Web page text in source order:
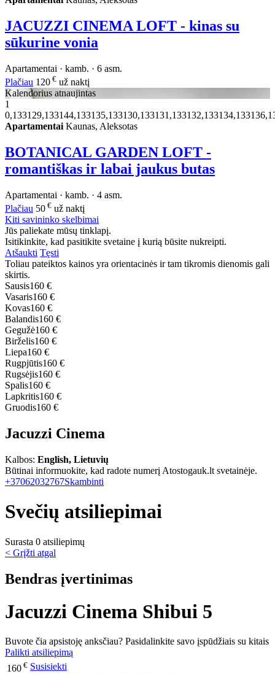
JACUZZI CINEMA LOFT - kinas su
sūkurine vonia
Apartamentai · kamb. · 6 asm.
Plačiau 120 € už naktį
Kalendorius atnaujintas
1
Apartamentai Kaunas, Aleksotas
BOTANICAL GARDEN LOFT -
romantiškas ir labai jaukus butas
Apartamentai · kamb. · 4 asm.
Plačiau 50 € už naktį
Kiti savininko skelbimai
Jūs paliekate mūsų tinklapį.
Isitikinkite, kad pasitikite svetaine į kurią būsite nukreipti.
Atšaukti Tęsti
Toliau pateiktos kainos yra orientacinės ir tam tikromis dienomis gali
skirtis.
Sausis160 €
Vasaris160 €
Kovas160 €
Balandis160 €
Gegužė160 €
Birželis160 €
Liepa160 €
Rugpjūtis160 €
Rugsėjis160 €
Spalis160 €
Lapkritis160 €
Gruodis160 €
Jacuzzi Cinema
Kalbos: English, Lietuvių
Būtinai informuokite, kad radote numerį Atostogauk.lt svetainėje.
+37062032767Skambinti
Svečių atsiliepimai
Surasta 0 atsiliepimų
< Grįžti atgal
Bendras įvertinimas
Jacuzzi Cinema Shibui 5
Buvote čia apsistoję anksčiau? Pasidalinkite savo įspūdžiais su kitais
Palikti atsiliepimą
160 € Susisiekti